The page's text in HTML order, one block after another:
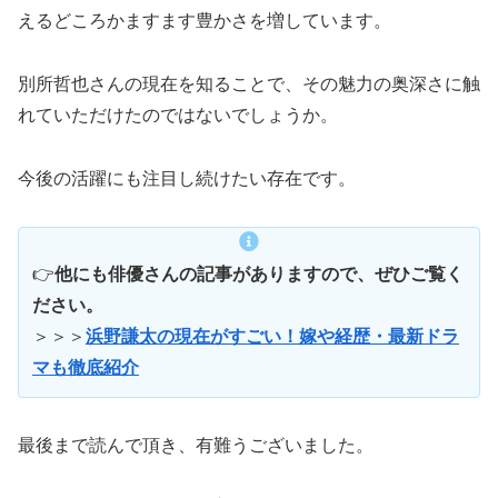
えるどころかますます豊かさを増しています。
別所哲也さんの現在を知ることで、その魅力の奥深さに触
れていただけたのではないでしょうか。
今後の活躍にも注目し続けたい存在です。
👉他にも俳優さんの記事がありますので、ぜひご覧く
ださい。
＞＞＞ 浜野謙太の現在がすごい！嫁や経歴・最新ドラ
マも徹底紹介
最後まで読んで頂き、有難うございました。